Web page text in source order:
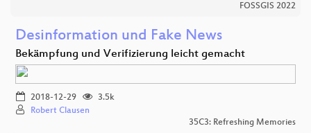
FOSSGIS 2022
Desinformation und Fake News
Bekämpfung und Verifizierung leicht gemacht
2018-12-29
3.5k
Robert Clausen
35C3: Refreshing Memories